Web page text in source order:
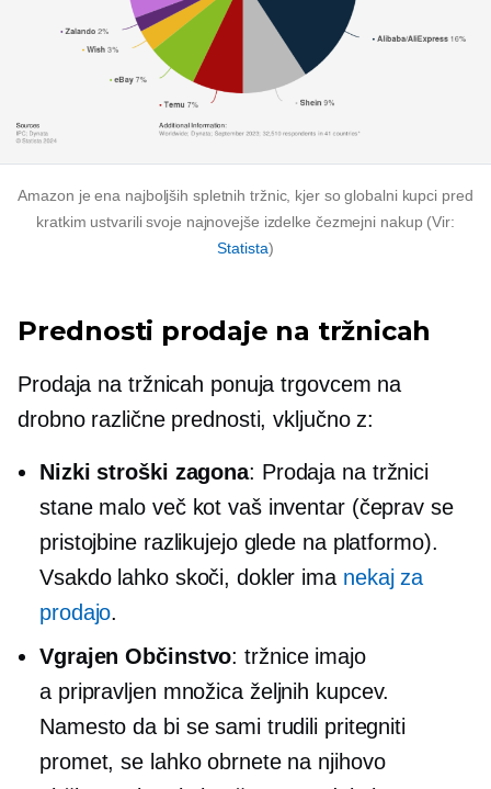
Amazon je ena najboljših spletnih tržnic, kjer so globalni kupci pred
kratkim ustvarili svoje najnovejše izdelke čezmejni nakup (Vir:
Statista)
Prednosti prodaje na tržnicah
Prodaja na tržnicah ponuja trgovcem na
drobno različne prednosti, vključno z:
Nizki stroški zagona: Prodaja na tržnici
stane malo več kot vaš inventar (čeprav se
pristojbine razlikujejo glede na platformo).
Vsakdo lahko skoči, dokler ima nekaj za
prodajo.
Vgrajen Občinstvo: tržnice imajo
a pripravljen množica željnih kupcev.
Namesto da bi se sami trudili pritegniti
promet, se lahko obrnete na njihovo